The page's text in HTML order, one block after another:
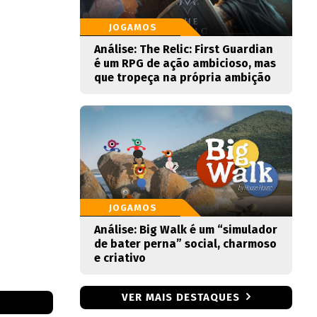
JOGAMOS
Análise: The Relic: First Guardian
é um RPG de ação ambicioso, mas
que tropeça na própria ambição
JOGAMOS
Análise: Big Walk é um “simulador
de bater perna” social, charmoso
e criativo
VER MAIS DESTAQUES